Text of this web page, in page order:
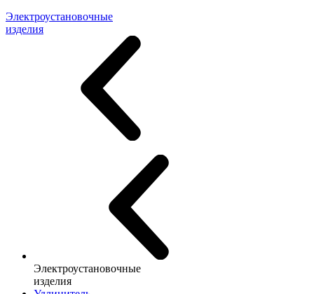
Электроустановочные
изделия
Электроустановочные
изделия